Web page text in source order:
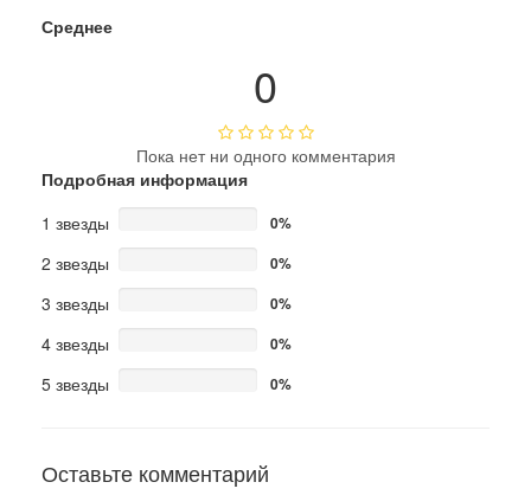
Среднее
0
Пока нет ни одного комментария
Подробная информация
1 звезды
0%
2 звезды 0%
3 звезды 0%
4 звезды 0%
5 звезды 0%
Оставьте комментарий